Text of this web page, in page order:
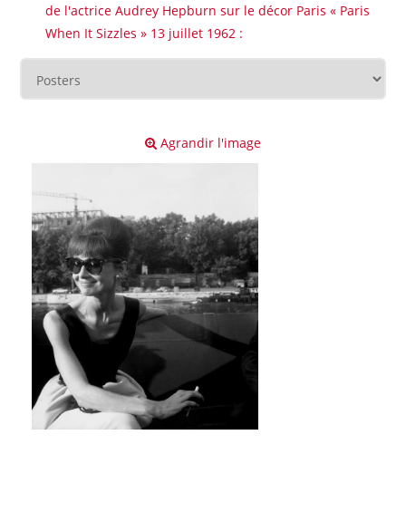
de l'actrice Audrey Hepburn sur le décor Paris « Paris
When It Sizzles » 13 juillet 1962 :
Agrandir l'image